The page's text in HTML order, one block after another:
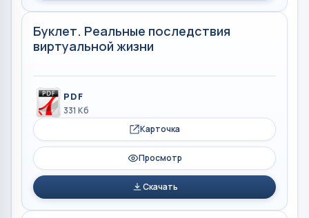
Буклет. Реальные последствия
виртуальной жизни
PDF
331 Кб
Карточка
Просмотр
Скачать